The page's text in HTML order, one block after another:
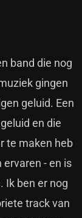
band die nog
gingen
geluid. Een
en die
te maken heb
- en is
Ik ben er nog
track van